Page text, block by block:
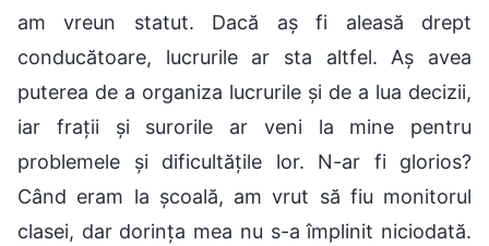
am vreun statut. Dacă aș fi aleasă drept
conducătoare, lucrurile ar sta altfel. Aș avea
puterea de a organiza lucrurile și de a lua decizii,
iar frații și surorile ar veni la mine pentru
problemele și dificultățile lor. N-ar fi glorios?
Când eram la școală, am vrut să fiu monitorul
clasei, dar dorința mea nu s-a împlinit niciodată.